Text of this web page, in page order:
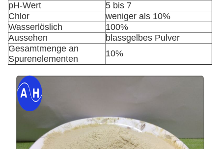
pH-Wert
5 bis 7
Chlor
weniger als 10%
Wasserlöslich
100%
Aussehen
blassgelbes Pulver
Gesamtmenge an
Spurenelementen
10%